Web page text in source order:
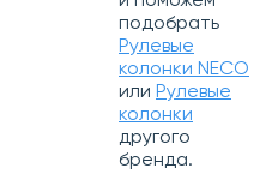
подобрать
Рулевые
колонки NECO
или Рулевые
колонки
другого
бренда.